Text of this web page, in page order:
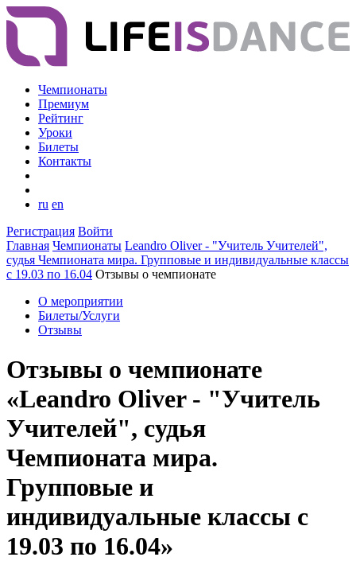
Чемпионаты
Премиум
Рейтинг
Уроки
Билеты
Контакты
ru en
Регистрация Войти
Главная Чемпионаты Leandro Oliver - "Учитель Учителей",
судья Чемпионата мира. Групповые и индивидуальные классы
с 19.03 по 16.04 Отзывы о чемпионате
О мероприятии
Билеты/Услуги
Отзывы
Отзывы о чемпионате
«Leandro Oliver - "Учитель
Учителей", судья
Чемпионата мира.
Групповые и
индивидуальные классы с
19.03 по 16.04»